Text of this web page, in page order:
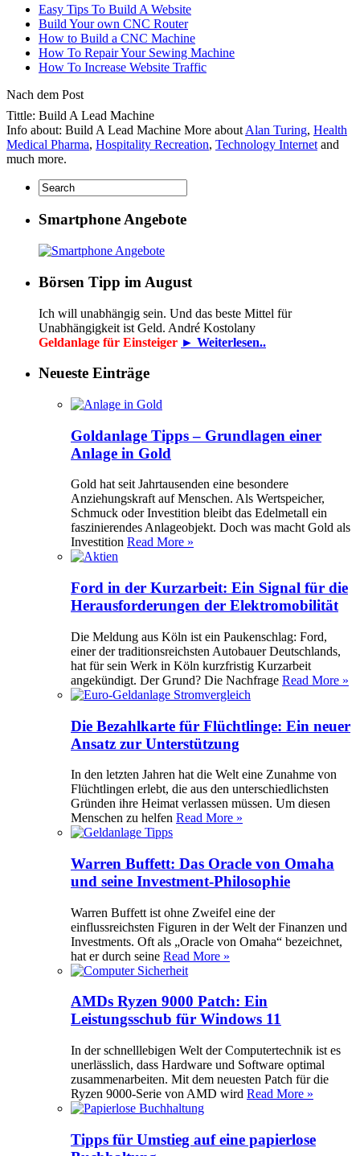
Easy Tips To Build A Website
Build Your own CNC Router
How to Build a CNC Machine
How To Repair Your Sewing Machine
How To Increase Website Traffic
Nach dem Post
Tittle: Build A Lead Machine
Info about: Build A Lead Machine More about Alan Turing, Health
Medical Pharma, Hospitality Recreation, Technology Internet and
much more.
Smartphone Angebote
Börsen Tipp im August
Ich will unabhängig sein. Und das beste Mittel für
Unabhängigkeit ist Geld. André Kostolany
Geldanlage für Einsteiger ► Weiterlesen..
Neueste Einträge
Goldanlage Tipps – Grundlagen einer
Anlage in Gold
Gold hat seit Jahrtausenden eine besondere
Anziehungskraft auf Menschen. Als Wertspeicher,
Schmuck oder Investition bleibt das Edelmetall ein
faszinierendes Anlageobjekt. Doch was macht Gold als
Investition Read More »
Ford in der Kurzarbeit: Ein Signal für die
Herausforderungen der Elektromobilität
Die Meldung aus Köln ist ein Paukenschlag: Ford,
einer der traditionsreichsten Autobauer Deutschlands,
hat für sein Werk in Köln kurzfristig Kurzarbeit
angekündigt. Der Grund? Die Nachfrage Read More »
Die Bezahlkarte für Flüchtlinge: Ein neuer
Ansatz zur Unterstützung
In den letzten Jahren hat die Welt eine Zunahme von
Flüchtlingen erlebt, die aus den unterschiedlichsten
Gründen ihre Heimat verlassen müssen. Um diesen
Menschen zu helfen Read More »
Warren Buffett: Das Oracle von Omaha
und seine Investment-Philosophie
Warren Buffett ist ohne Zweifel eine der
einflussreichsten Figuren in der Welt der Finanzen und
Investments. Oft als „Oracle von Omaha“ bezeichnet,
hat er durch seine Read More »
AMDs Ryzen 9000 Patch: Ein
Leistungsschub für Windows 11
In der schnelllebigen Welt der Computertechnik ist es
unerlässlich, dass Hardware und Software optimal
zusammenarbeiten. Mit dem neuesten Patch für die
Ryzen 9000-Serie von AMD wird Read More »
Tipps für Umstieg auf eine papierlose